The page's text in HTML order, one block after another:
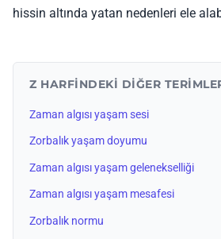
hissin altında yatan nedenleri ele
Z HARFINDEKI DIĞER
Zaman algısı yaşam sesi
Zorbalık yaşam doyumu
Zaman algısı yaşam gelenekselliği
Zaman algısı yaşam mesafesi
Zorbalık normu